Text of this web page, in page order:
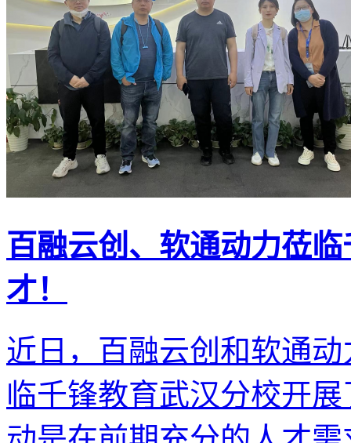
百融云创、软通动力莅
才！
近日，百融云创和软通
临千锋教育武汉分校开